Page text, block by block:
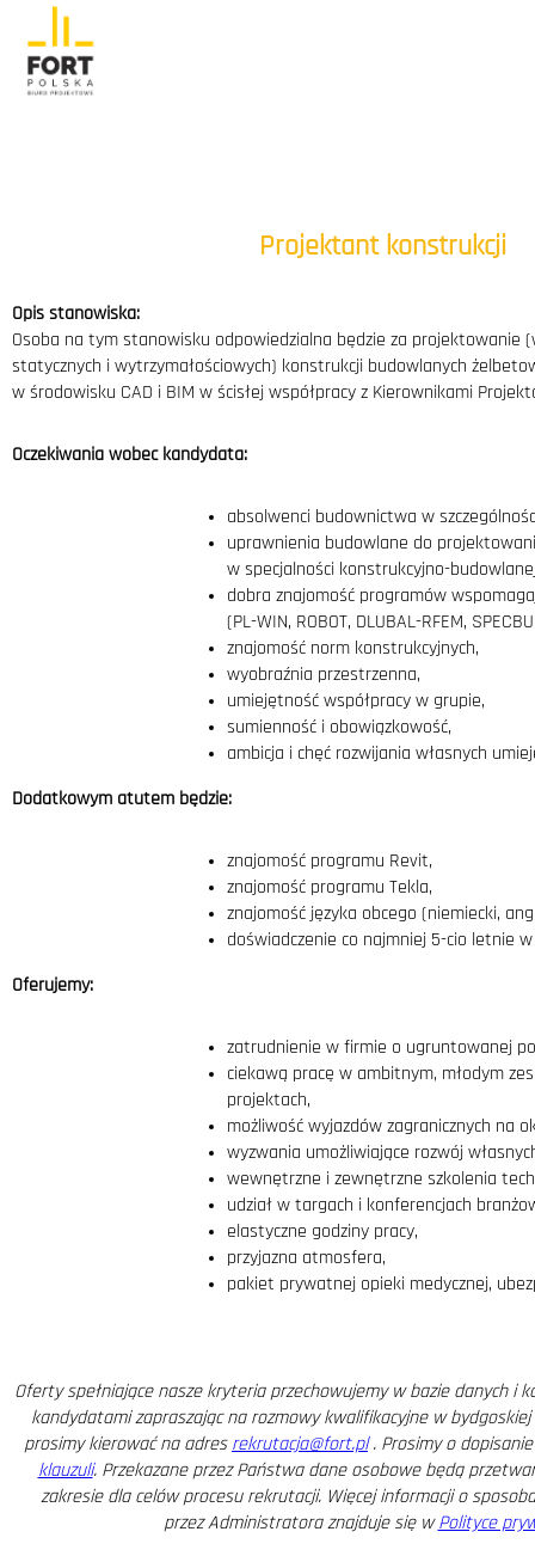
Projektant konstrukcji
Opis stanowiska:
Osoba na tym stanowisku odpowiedzialna będzie za projektowanie
statycznych i wytrzymałościowych) konstrukcji budowlanych
w środowisku CAD i BIM w ścisłej współpracy z Kierownikami
Oczekiwania wobec kandydata:
absolwenci budownictwa w
uprawnienia budowlane do
w specjalności konstrukcyjno-
dobra znajomość programów
(PL-WIN, ROBOT, DLUBAL-RFEM,
znajomość norm konstrukcyjnych,
wyobraźnia przestrzenna,
umiejętność współpracy w grupie,
sumienność i obowiązkowość,
ambicja i chęć rozwijania własnych
Dodatkowym atutem będzie:
znajomość programu Revit,
znajomość programu Tekla,
znajomość języka obcego (niemiecki,
doświadczenie co najmniej 5-cio letnie
Oferujemy:
zatrudnienie w firmie o ugruntowanej
ciekawą pracę w ambitnym, młodym
projektach,
możliwość wyjazdów zagranicznych na
wyzwania umożliwiające rozwój
wewnętrzne i zewnętrzne szkolenia
udział w targach i konferencjach
elastyczne godziny pracy,
przyjazna atmosfera,
pakiet prywatnej opieki medycznej,
Oferty spełniające nasze kryteria przechowujemy w bazie danych i
kandydatami zapraszając na rozmowy kwalifikacyjne w bydgoskiej
prosimy kierować na adres rekrutacja@fort.pl. Prosimy o
klauzuli. Przekazane przez Państwa dane osobowe będą
zakresie dla celów procesu rekrutacji. Więcej informacji o
przez Administratora znajduje się wPolityce